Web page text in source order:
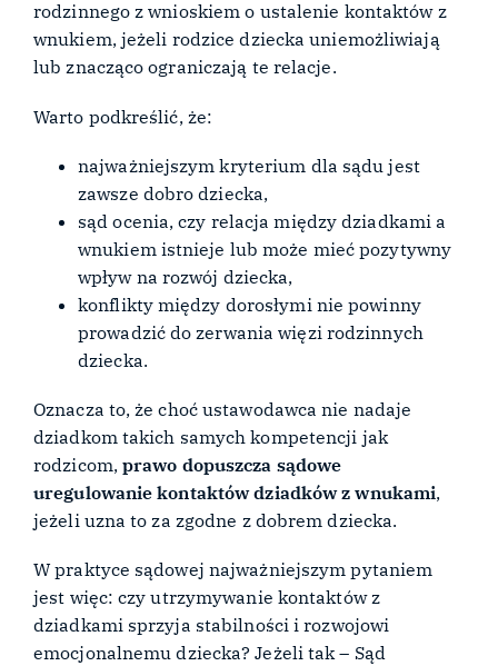
rodzinnego z wnioskiem o ustalenie kontaktów z
wnukiem, jeżeli rodzice dziecka uniemożliwiają
lub znacząco ograniczają te relacje.
Warto podkreślić, że:
najważniejszym kryterium dla sądu jest
zawsze dobro dziecka,
sąd ocenia, czy relacja między dziadkami a
wnukiem istnieje lub może mieć pozytywny
wpływ na rozwój dziecka,
konflikty między dorosłymi nie powinny
prowadzić do zerwania więzi rodzinnych
dziecka.
Oznacza to, że choć ustawodawca nie nadaje
dziadkom takich samych kompetencji jak
rodzicom, prawo dopuszcza sądowe
uregulowanie kontaktów dziadków z wnukami,
jeżeli uzna to za zgodne z dobrem dziecka.
W praktyce sądowej najważniejszym pytaniem
jest więc: czy utrzymywanie kontaktów z
dziadkami sprzyja stabilności i rozwojowi
emocjonalnemu dziecka? Jeżeli tak – Sąd